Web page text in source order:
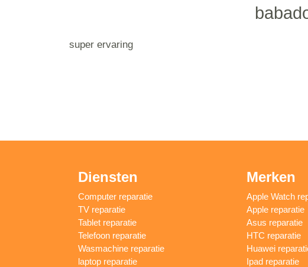
super ervaring
Diensten
Computer reparatie
TV reparatie
Tablet reparatie
Telefoon reparatie
Wasmachine reparatie
laptop reparatie
Merken
Apple Watch
Apple reparatie
Asus reparatie
HTC reparatie
Huawei
Ipad reparatie